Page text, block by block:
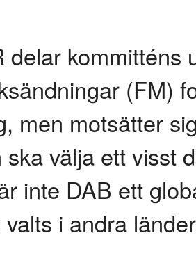
delar kommitténs
(FM)
men motsätter
ska välja ett visst
inte DAB ett
valts i andra